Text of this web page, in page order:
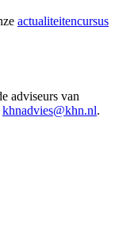
actualiteitencursus
adviseurs van
khnadvies@khn.nl.